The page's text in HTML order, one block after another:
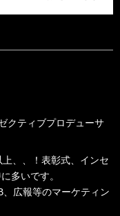
クティブプロデューサ
、、！表彰式、インセ
多いです。
広報等のマーケティン